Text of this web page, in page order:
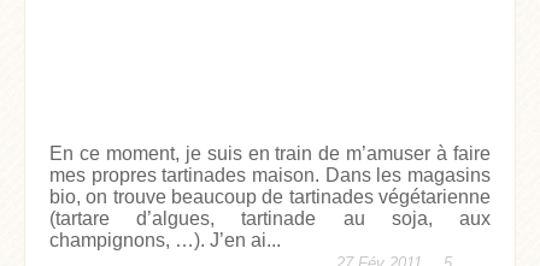
En ce moment, je suis en train de m’amuser à faire
mes propres tartinades maison. Dans les magasins
bio, on trouve beaucoup de tartinades végétarienne
(tartare d’algues, tartinade au soja, aux
champignons, …). J’en ai...